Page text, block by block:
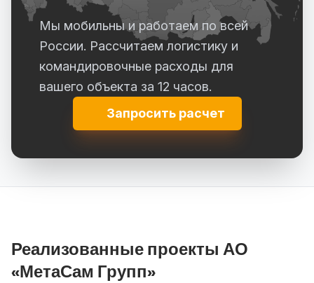
Мы мобильны и работаем по всей
России. Рассчитаем логистику и
командировочные расходы для
вашего объекта за 12 часов.
Запросить расчет
Реализованные проекты АО
«МетаСам Групп»